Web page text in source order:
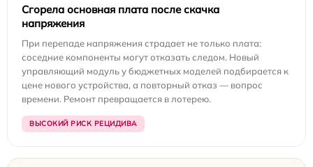
Сгорела основная плата после скачка
напряжения
При перепаде напряжения страдает не только плата:
соседние компоненты могут отказать следом. Новый
управляющий модуль у бюджетных моделей подбирается к
цене нового устройства, а повторный отказ — вопрос
времени. Ремонт превращается в лотерею.
ВЫСОКИЙ РИСК РЕЦИДИВА